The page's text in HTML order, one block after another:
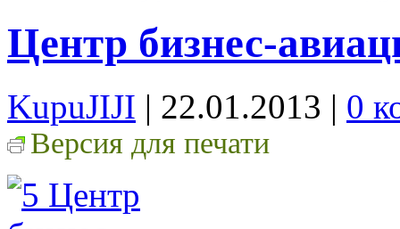
Центр бизнес-
KupuJIJI | 22.01.2013 | 0
Версия для печати